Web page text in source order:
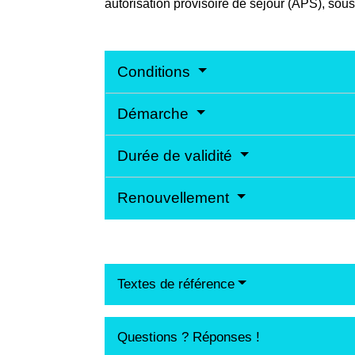
autorisation provisoire de séjour (APS),
Conditions
Démarche
Durée de validité
Renouvellement
Textes de référence
Questions ? Réponses !